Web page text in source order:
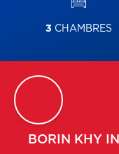
3 CHAMBRES
BORIN KHY